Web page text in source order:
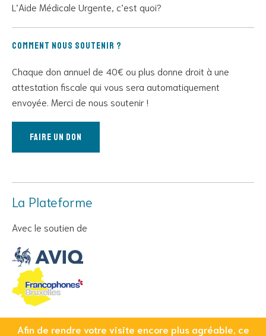
L’Aide Médicale Urgente, c’est quoi?
Comment nous soutenir ?
Chaque don annuel de 40€ ou plus donne droit à une
attestation fiscale qui vous sera automatiquement
envoyée. Merci de nous soutenir !
Faire un don
La Plateforme
Avec le soutien de
Afin de rendre votre visite encore plus agréable, ce